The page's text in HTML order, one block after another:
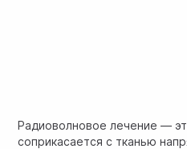
Радиоволновое лечение —
соприкасается с тканью